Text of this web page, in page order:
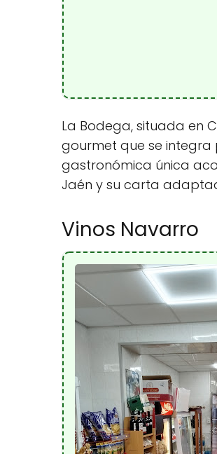
La Bodega, situada en
gourmet que se integra
gastronómica única
Jaén y su carta
Vinos Navarro